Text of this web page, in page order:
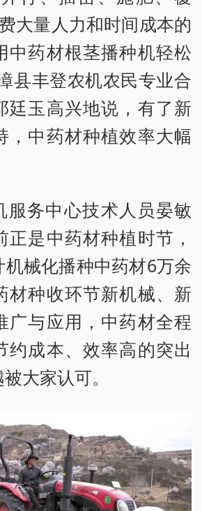
大量人力和时间成本的
中药材根茎播种机轻松
县丰登农机农民专业合
廷玉高兴地说，有了新
，中药材种植效率大幅
服务中心技术人员晏敏
正是中药材种植时节，
械化播种中药材6万余
材种收环节新机械、新
广与应用，中药材全程
约成本、效率高的突出
大家认可。